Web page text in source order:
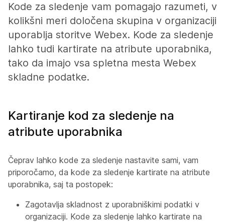
Kode za sledenje vam pomagajo razumeti, v
kolikšni meri določena skupina v organizaciji
uporablja storitve Webex. Kode za sledenje
lahko tudi kartirate na atribute uporabnika,
tako da imajo vsa spletna mesta Webex
skladne podatke.
Kartiranje kod za sledenje na
atribute uporabnika
Čeprav lahko kode za sledenje nastavite sami, vam
priporočamo, da kode za sledenje kartirate na atribute
uporabnika, saj ta postopek:
Zagotavlja skladnost z uporabniškimi podatki v
organizaciji. Kode za sledenje lahko kartirate na